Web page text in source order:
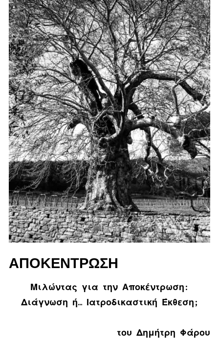
ΑΠΟΚΕΝΤΡΩΣΗ
Μιλώντας για την Αποκέντρωση:
Διάγνωση ή… Ιατροδικαστική Έκθεση;
του Δημήτρη Φάρου